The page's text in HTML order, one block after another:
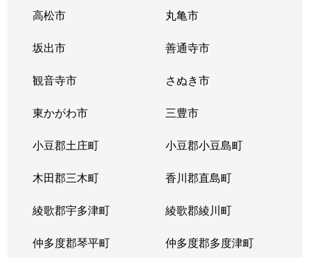
高松市 丸亀市
坂出市 善通寺市
観音寺市 さぬき市
東かがわ市 三豊市
小豆郡土庄町 小豆郡小豆島町
木田郡三木町 香川郡直島町
綾歌郡宇多津町 綾歌郡綾川町
仲多度郡琴平町 仲多度郡多度津町